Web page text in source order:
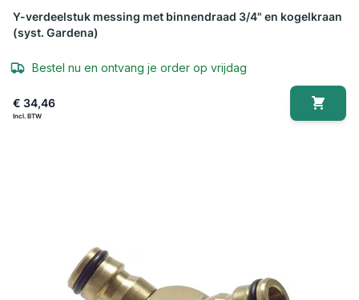
Y-verdeelstuk messing met binnendraad 3/4" en kogelkraan
(syst. Gardena)
Bestel nu en ontvang je order op vrijdag
€ 34,46